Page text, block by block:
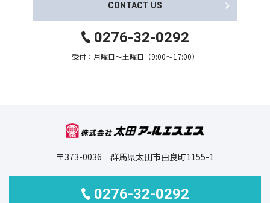
CONTACT US
0276-32-0292
受付：月曜日～土曜日（9:00～17:00）
〒373-0036 群馬県太田市由良町1155-1
0276-32-0292